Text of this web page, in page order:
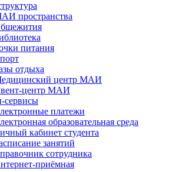
пространства
питания
отдыха
центр МАИ
центр МАИ
сервисы
платежи
образовательная среда
кабинет студента
занятий
сотрудника
приёмная